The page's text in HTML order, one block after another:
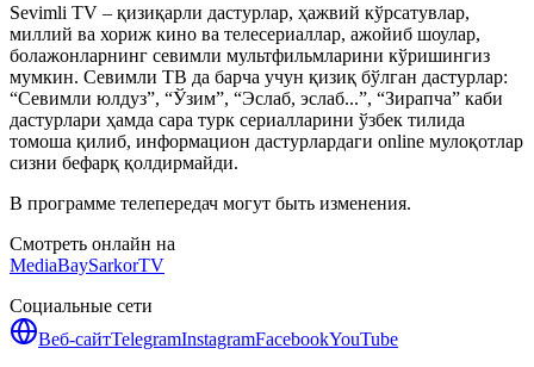
Sevimli TV – қизиқарли дастурлар, ҳажвий кўрсатувлар,
миллий ва хориж кино ва телесериаллар, ажойиб шоулар,
болажонларнинг севимли мультфильмларини кўришингиз
мумкин. Севимли ТВ да барча учун қизиқ бўлган дастурлар:
“Севимли юлдуз”, “Ўзим”, “Эслаб, эслаб...”, “Зирапча” каби
дастурлари ҳамда сара турк сериалларини ўзбек тилида
томоша қилиб, информацион дастурлардаги online мулоқотлар
сизни бефарқ қолдирмайди.
В программе телепередач могут быть изменения.
Смотреть онлайн на
MediaBaySarkorTV
Социальные сети
Веб-сайтTelegramInstagramFacebookYouTube